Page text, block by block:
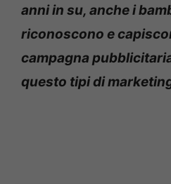
anni in su, anche i
riconoscono e
campagna
questo tipi di